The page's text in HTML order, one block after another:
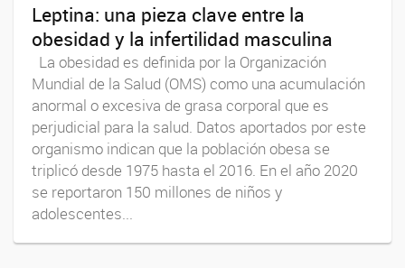
Leptina: una pieza clave entre la
obesidad y la infertilidad masculina
La obesidad es definida por la Organización
Mundial de la Salud (OMS) como una acumulación
anormal o excesiva de grasa corporal que es
perjudicial para la salud. Datos aportados por este
organismo indican que la población obesa se
triplicó desde 1975 hasta el 2016. En el año 2020
se reportaron 150 millones de niños y
adolescentes...